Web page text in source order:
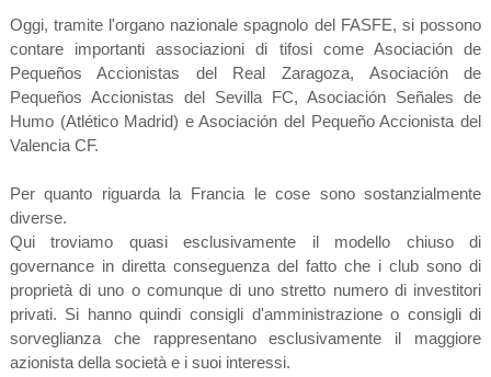
Oggi, tramite l'organo nazionale spagnolo del FASFE, si possono
contare importanti associazioni di tifosi come Asociación de
Pequeños Accionistas del Real Zaragoza, Asociación de
Pequeños Accionistas del Sevilla FC, Asociación Señales de
Humo (Atlético Madrid) e Asociación del Pequeño Accionista del
Valencia CF.
Per quanto riguarda la Francia le cose sono sostanzialmente
diverse.
Qui troviamo quasi esclusivamente il modello chiuso di
governance in diretta conseguenza del fatto che i club sono di
proprietà di uno o comunque di uno stretto numero di investitori
privati. Si hanno quindi consigli d'amministrazione o consigli di
sorveglianza che rappresentano esclusivamente il maggiore
azionista della società e i suoi interessi.